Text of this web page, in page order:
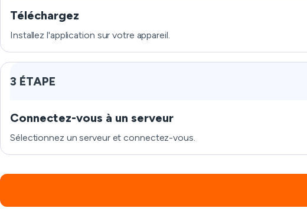
Téléchargez
Installez l'application sur votre appareil.
3 ÉTAPE
Connectez-vous à un serveur
Sélectionnez un serveur et connectez-vous.